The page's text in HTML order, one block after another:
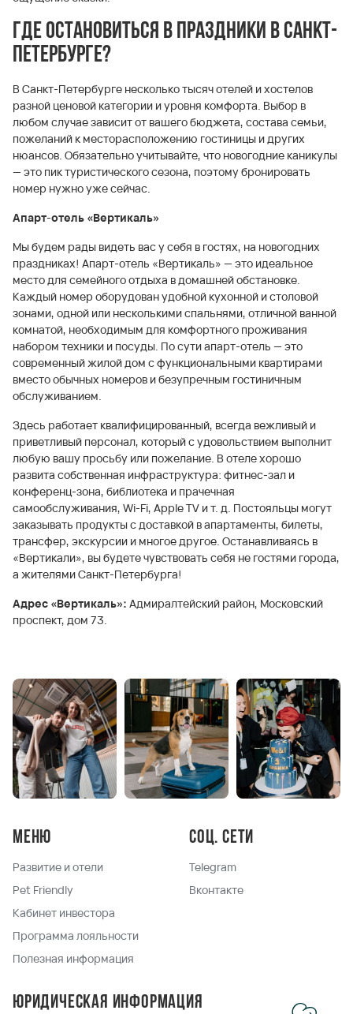
Где остановиться в праздники в Санкт-
Петербурге?
В Санкт-Петербурге несколько тысяч отелей и хостелов
разной ценовой категории и уровня комфорта. Выбор в
любом случае зависит от вашего бюджета, состава семьи,
пожеланий к месторасположению гостиницы и других
нюансов. Обязательно учитывайте, что новогодние каникулы
— это пик туристического сезона, поэтому бронировать
номер нужно уже сейчас.
Апарт-отель «Вертикаль»
Мы будем рады видеть вас у себя в гостях, на новогодних
праздниках! Апарт-отель «Вертикаль» — это идеальное
место для семейного отдыха в домашней обстановке.
Каждый номер оборудован удобной кухонной и столовой
зонами, одной или несколькими спальнями, отличной ванной
комнатой, необходимым для комфортного проживания
набором техники и посуды. По сути апарт-отель — это
современный жилой дом с функциональными квартирами
вместо обычных номеров и безупречным гостиничным
обслуживанием.
Здесь работает квалифицированный, всегда вежливый и
приветливый персонал, который с удовольствием выполнит
любую вашу просьбу или пожелание. В отеле хорошо
развита собственная инфраструктура: фитнес-зал и
конференц-зона, библиотека и прачечная
самообслуживания, Wi-Fi, Apple TV и т. д. Постояльцы могут
заказывать продукты с доставкой в апартаменты, билеты,
трансфер, экскурсии и многое другое. Останавливаясь в
«Вертикали», вы будете чувствовать себя не гостями города,
а жителями Санкт-Петербурга!
Адрес «Вертикаль»: Адмиралтейский район, Московский
проспект, дом 73.
Меню
Развитие и отели
Pet Friendly
Кабинет инвестора
Программа лояльности
Полезная информация
Соц. сети
Telegram
Вконтакте
Юридическая информация